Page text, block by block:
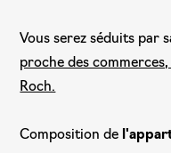
Vous serez séduits par
proche des
Roch.
Composition de